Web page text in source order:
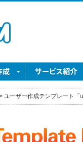
ユーザー作成テンプレート「